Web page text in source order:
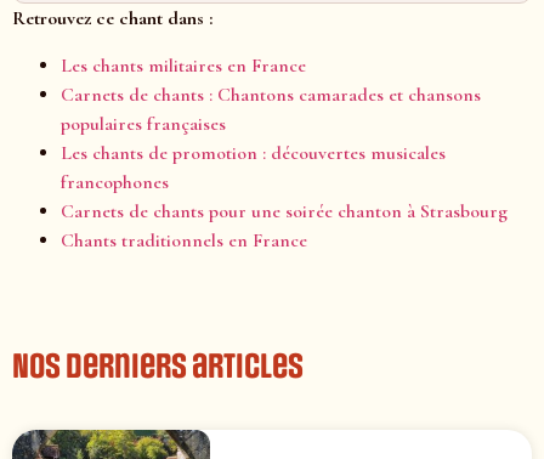
Retrouvez ce chant dans :
Les chants militaires en France
Carnets de chants : Chantons camarades et chansons
populaires françaises
Les chants de promotion : découvertes musicales
francophones
Carnets de chants pour une soirée chanton à Strasbourg
Chants traditionnels en France
Nos derniers articles